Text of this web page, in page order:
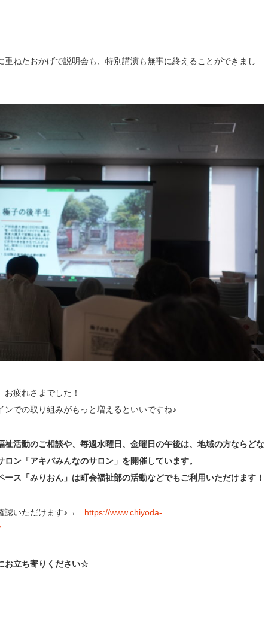
ねたおかげで説明会も、特別講演も無事に終えることができまし
疲れさまでした！
ンでの取り組みがもっと増えるといいですね♪
活動のご相談や、 毎週水曜日、金曜日の午後は、地域の方ならどな
ロン「アキバみんなのサロン」を開催しています。
ス「みりおん」は町会福祉部の活動などでもご利用いただけます！
認いただけます♪→ https://www.chiyoda-
お立ち寄りください☆